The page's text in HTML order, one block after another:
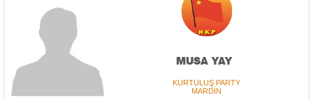
MUSA YAY
KURTULUŞ PARTY
MARDİN